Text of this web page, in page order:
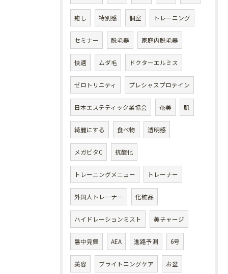
癒し 特別感 個室 トレーニング
セミナー 脱毛器 家庭内脱毛器
快適 ムダ毛 ドクターエルミス
ゼロトリニティ プレシャスプロテイン
日本エステティック業協会 奄美 肌
綺麗にする 食べ物 透明感
メガビタC 抗酸化
トレーニングメニュー トレーナー
外国人トレーナー 化粧品
ハイドレーションミスト 美チャージ
暑中見舞 AEA 進路予測 6号
美容 ブライトニングケア お盆